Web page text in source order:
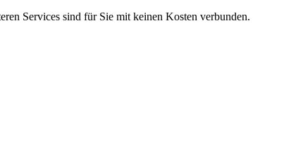
Services sind für Sie mit keinen Kosten verbunden.